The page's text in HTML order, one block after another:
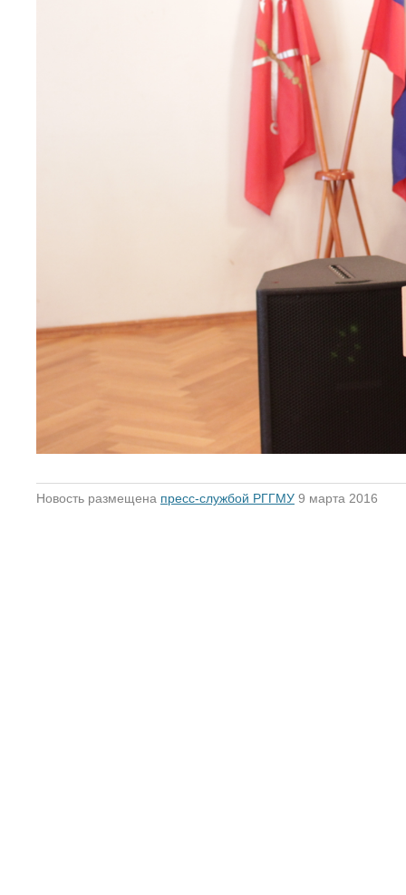
Новость размещена пресс-службой РГГМУ 9 марта 2016